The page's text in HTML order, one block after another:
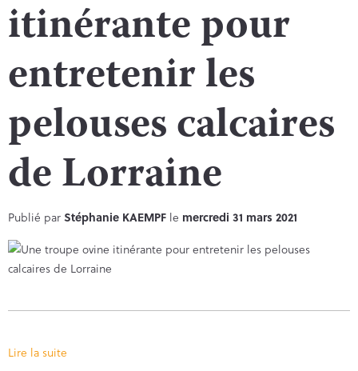
itinérante pour
entretenir les
pelouses calcaires
de Lorraine
Publié parStéphanie KAEMPF le mercredi 31 mars 2021
Lire la suite